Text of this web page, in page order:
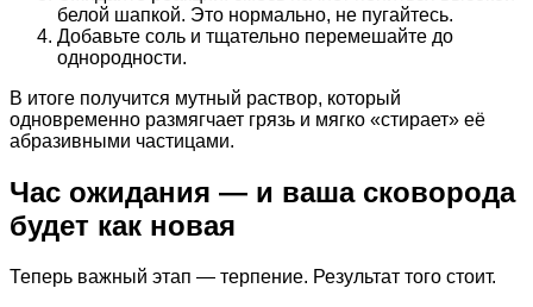
белой шапкой. Это нормально, не пугайтесь.
Добавьте соль и тщательно перемешайте до
однородности.
В итоге получится мутный раствор, который
одновременно размягчает грязь и мягко «стирает» её
абразивными частицами.
Час ожидания — и ваша сковорода
будет как новая
Теперь важный этап — терпение. Результат того стоит.